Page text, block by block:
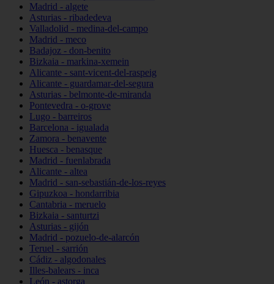
Madrid - algete
Asturias - ribadedeva
Valladolid - medina-del-campo
Madrid - meco
Badajoz - don-benito
Bizkaia - markina-xemein
Alicante - sant-vicent-del-raspeig
Alicante - guardamar-del-segura
Asturias - belmonte-de-miranda
Pontevedra - o-grove
Lugo - barreiros
Barcelona - igualada
Zamora - benavente
Huesca - benasque
Madrid - fuenlabrada
Alicante - altea
Madrid - san-sebastián-de-los-reyes
Gipuzkoa - hondarribia
Cantabria - meruelo
Bizkaia - santurtzi
Asturias - gijón
Madrid - pozuelo-de-alarcón
Teruel - sarrión
Cádiz - algodonales
Illes-balears - inca
León - astorga